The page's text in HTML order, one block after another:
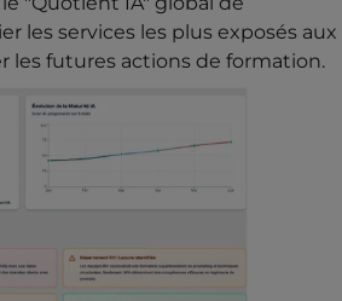
les services les plus exposés aux
les futures actions de formation.